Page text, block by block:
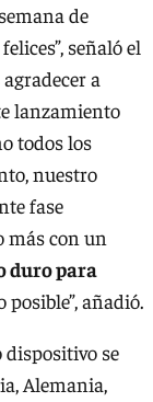
de
señaló el
a
lanzamiento
todos los
nuestro
fase
más con un
duro para
añadió.
se
Alemania,